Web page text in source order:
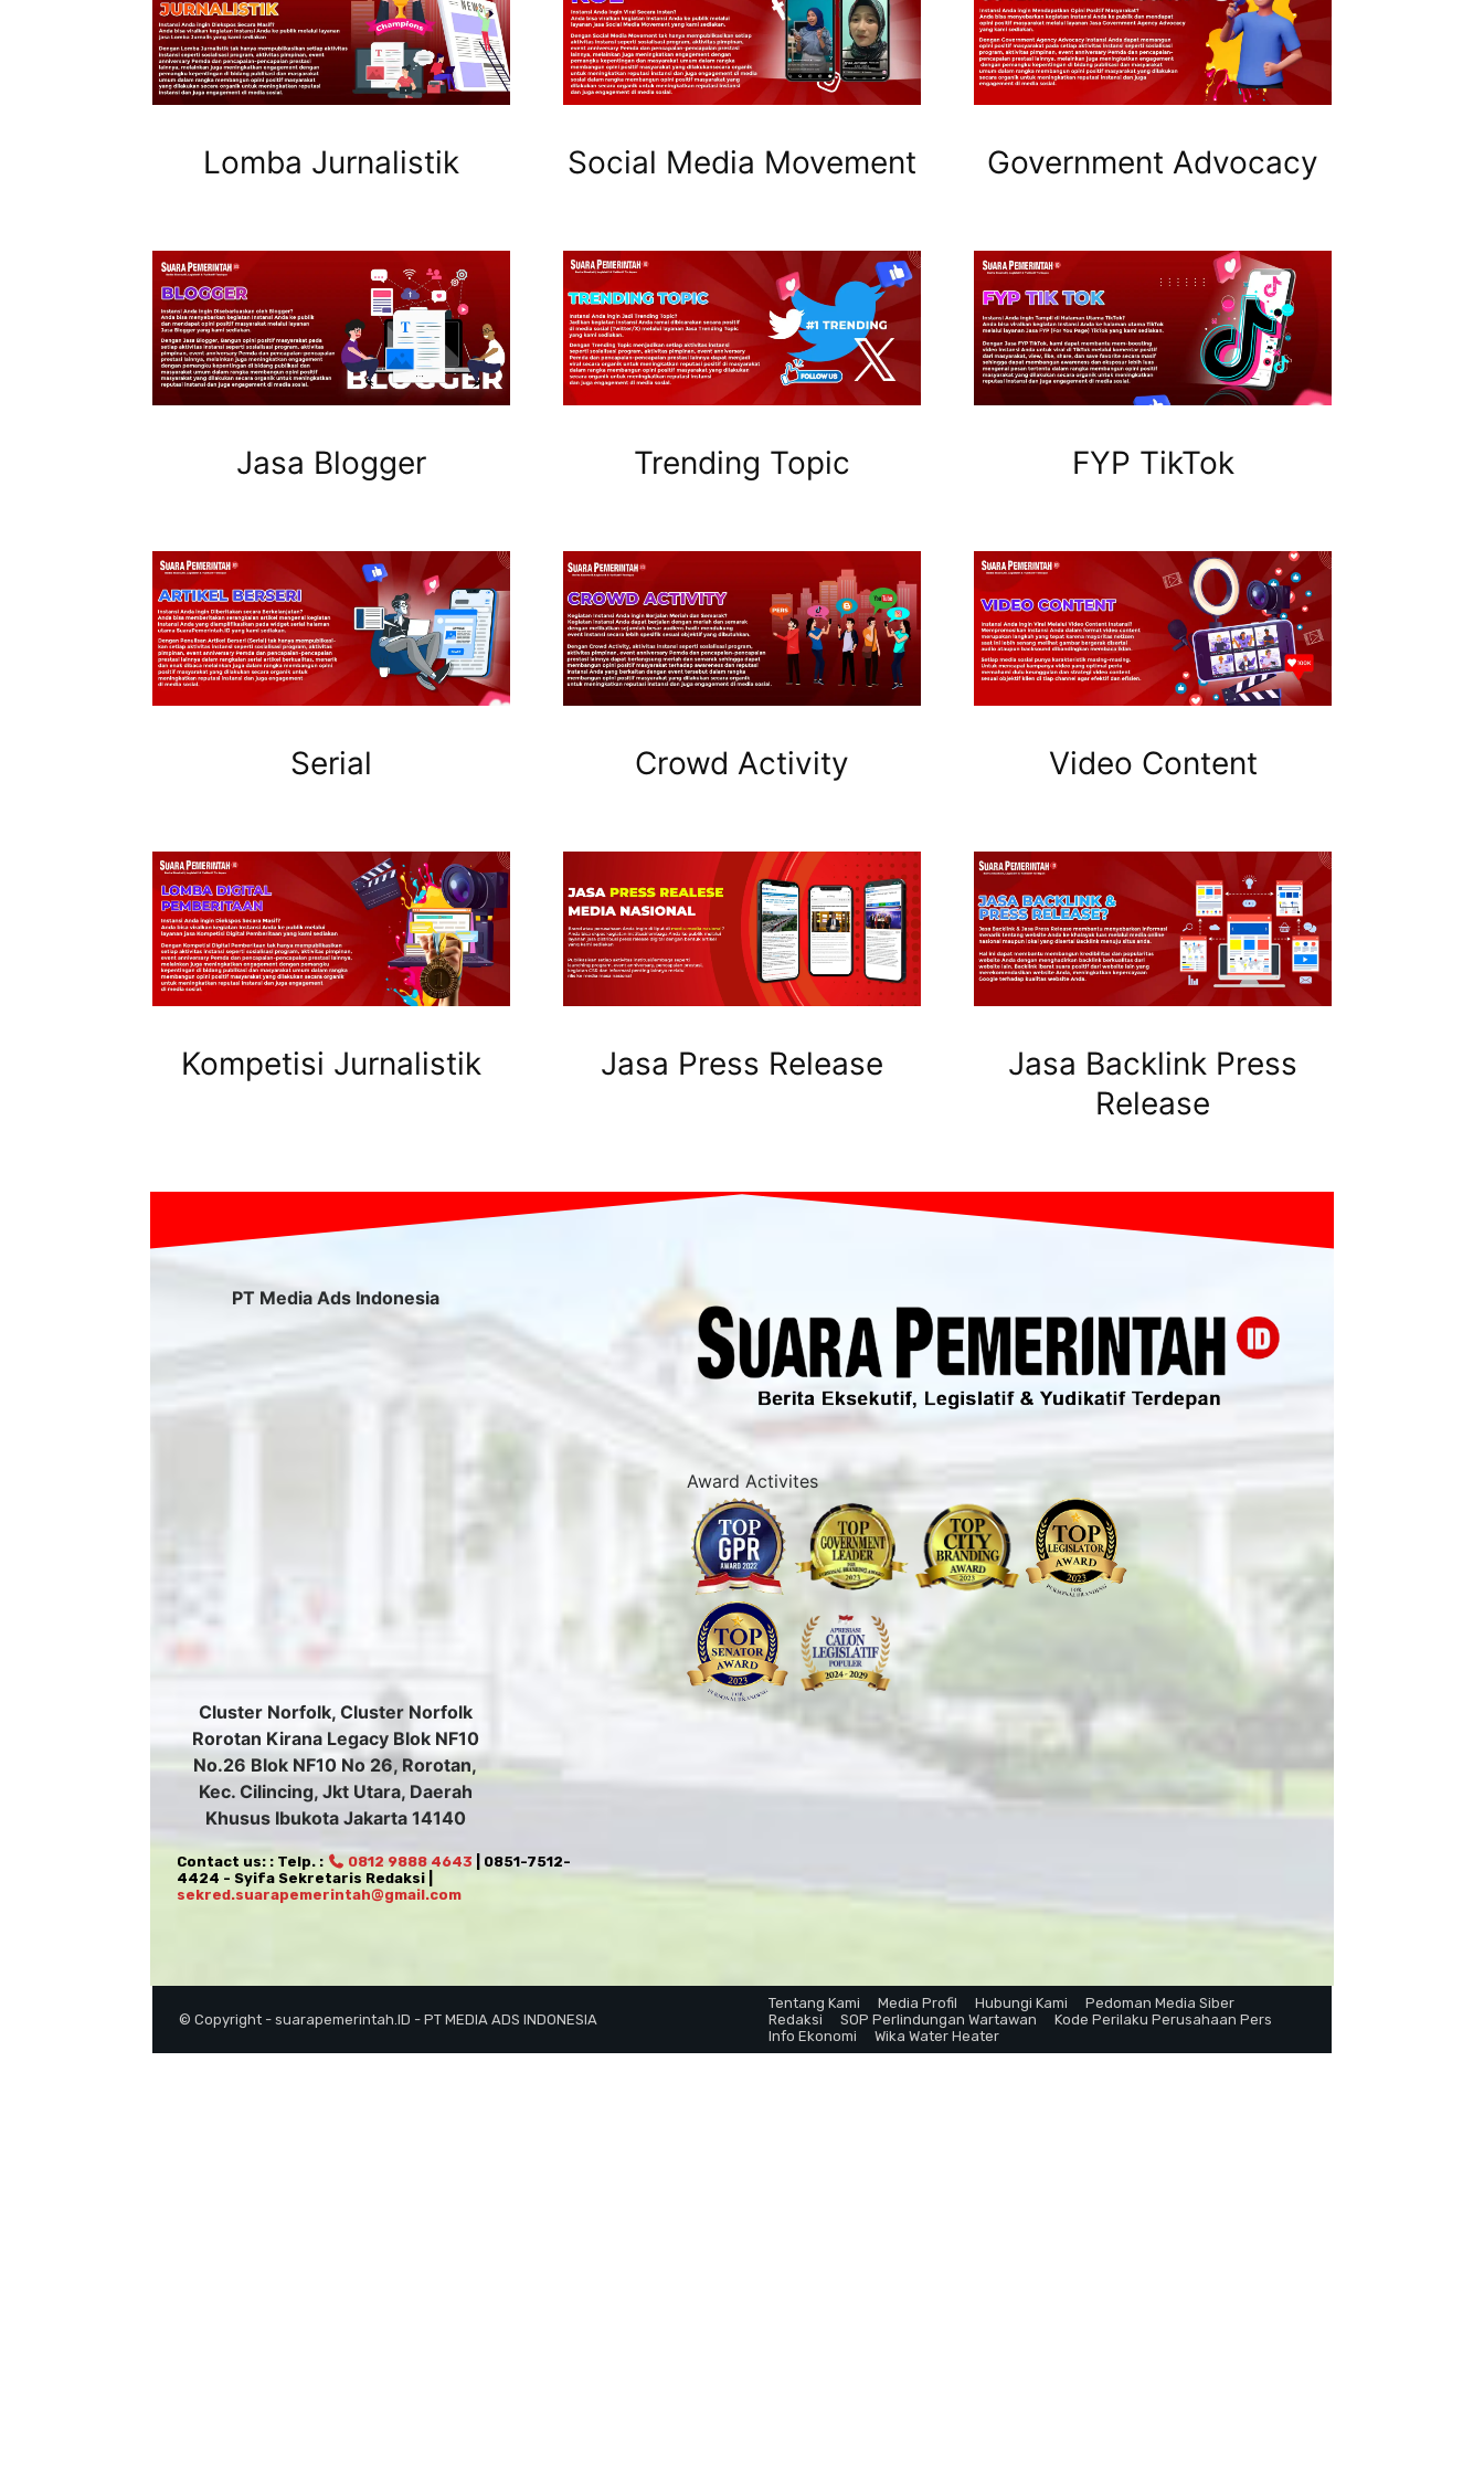
Lomba Jurnalistik
Jasa Blogger
Serial
Kompetisi Jurnalistik
Social Media Movement
Trending Topic
Crowd Activity
Jasa Press Release
Government Advocacy
FYP TikTok
Video Content
Jasa Backlink Press
Release
PT Media Ads Indonesia
Cluster Norfolk, Cluster Norfolk
Rorotan Kirana Legacy Blok NF10
No.26 Blok NF10 No 26, Rorotan,
Kec. Cilincing, Jkt Utara, Daerah
Khusus Ibukota Jakarta 14140
Contact us: : Telp. : 0812 9888 4643 | 0851-7512-
4424 - Syifa Sekretaris Redaksi |
sekred.suarapemerintah@gmail.com
Award Activites
© Copyright - suarapemerintah.ID - PT MEDIA ADS INDONESIA
Tentang Kami Media Profil Hubungi Kami
Pedoman Media Siber
Redaksi
SOP Perlindungan Wartawan
Kode Perilaku Perusahaan Pers
Info Ekonomi
Wika Water Heater